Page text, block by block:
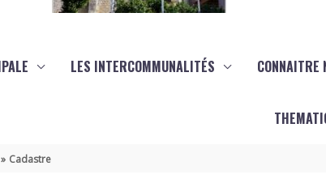
LES INTERCOMMUNALITÉS CONNAITRE
Cadastre